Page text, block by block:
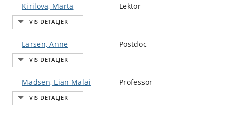
Kirilova, Marta Lektor
Larsen, Anne Postdoc
Madsen, Lian Malai Professor